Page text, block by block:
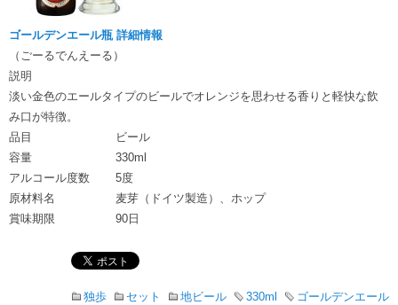
ゴールデンエール瓶 詳細情報
（ごーるでんえーる）
説明
淡い金色のエールタイプのビールでオレンジを思わせる香りと軽快な飲
み口が特徴。
品目
ビール
容量
330ml
アルコール度数
5度
原材料名
麦芽（ドイツ製造）、ホップ
賞味期限
90日
独歩 セット 地ビール 330ml ゴールデンエール